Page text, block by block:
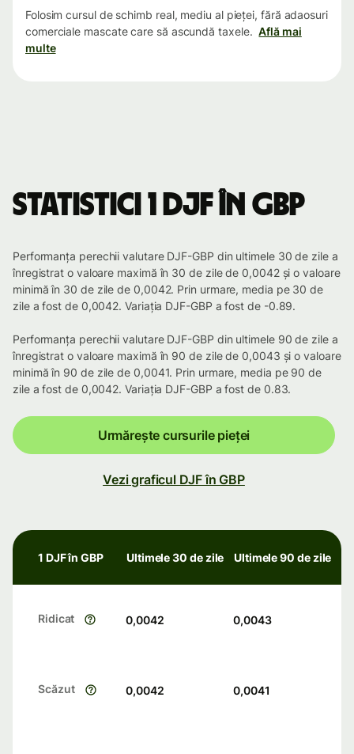
Folosim cursul de schimb real, mediu al pieței, fără adaosuri
comerciale mascate care să ascundă taxele. Află mai
multe
Statistici 1 DJF în GBP
Performanța perechii valutare DJF-GBP din ultimele 30 de zile a
înregistrat o valoare maximă în 30 de zile de 0,0042 și o valoare
minimă în 30 de zile de 0,0042. Prin urmare, media pe 30 de
zile a fost de 0,0042. Variația DJF-GBP a fost de -0.89.
Performanța perechii valutare DJF-GBP din ultimele 90 de zile a
înregistrat o valoare maximă în 90 de zile de 0,0043 și o valoare
minimă în 90 de zile de 0,0041. Prin urmare, media pe 90 de
zile a fost de 0,0042. Variația DJF-GBP a fost de 0.83.
Urmărește cursurile pieței
Vezi graficul DJF în GBP
1 DJF în GBP Ultimele 30 de zile Ultimele 90 de zile
Ridicat 0,0042 0,0043
Scăzut 0,0042 0,0041